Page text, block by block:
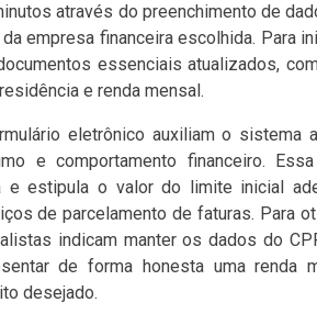
através do preenchimento de
empresa financeira escolhida. Para
essenciais atualizados,
e renda mensal.
eletrônico auxiliam o sistema
e comportamento financeiro.
e estipula o valor do limite inicial
de parcelamento de faturas. Para
indicam manter os dados do
de forma honesta uma renda
desejado.